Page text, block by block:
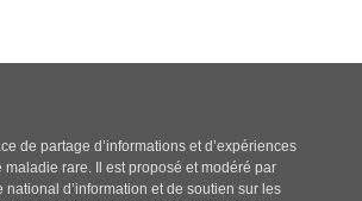
de partage d’informations et d’expériences
rare. Il est proposé et modéré par
d’information et de soutien sur les